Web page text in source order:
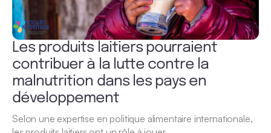
Les produits laitiers pourraient
contribuer à la lutte contre la
malnutrition dans les pays en
développement
Selon une expertise en politique alimentaire internationale,